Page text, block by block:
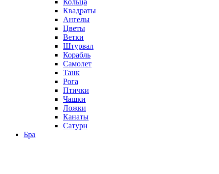
Кольца
Квадраты
Ангелы
Цветы
Ветки
Штурвал
Корабль
Самолет
Танк
Рога
Птички
Чашки
Ложки
Канаты
Сатурн
Бра